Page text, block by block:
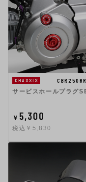
CHASSIS
サービスホールプラグ
￥ 5,300
税込￥5,830